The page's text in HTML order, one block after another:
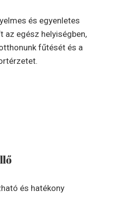
és egyenletes
egész helyiségben,
fűtését és a
és hatékony